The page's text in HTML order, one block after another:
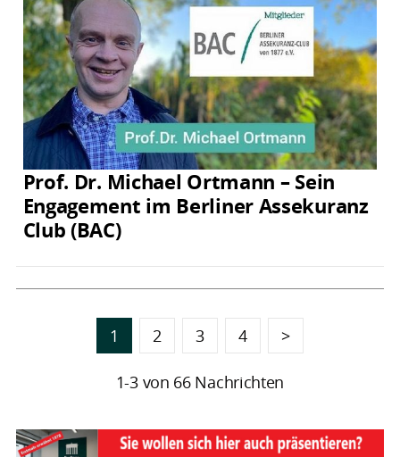
Prof. Dr. Michael Ortmann – Sein
Engagement im Berliner Assekuranz
Club (BAC)
1 2 3 4 >
1-3 von 66 Nachrichten